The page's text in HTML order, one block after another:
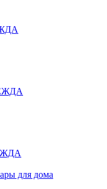
для дома